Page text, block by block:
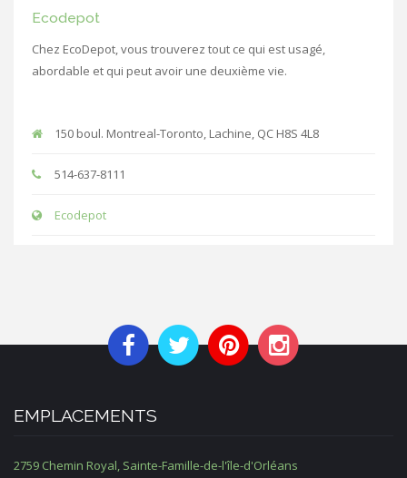
Ecodepot
Chez EcoDepot, vous trouverez tout ce qui est usagé,
abordable et qui peut avoir une deuxième vie.
150 boul. Montreal-Toronto, Lachine, QC H8S 4L8
514-637-8111
Ecodepot
EMPLACEMENTS
2759 Chemin Royal, Sainte-Famille-de-l'île-d'Orléans